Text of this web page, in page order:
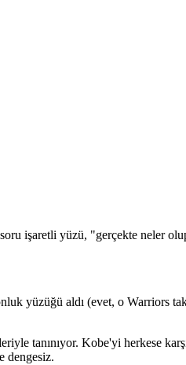
işaretli yüzü, "gerçekte neler
yüzüğü aldı (evet, o Warriors
tanınıyor. Kobe'yi herkese
dengesiz.